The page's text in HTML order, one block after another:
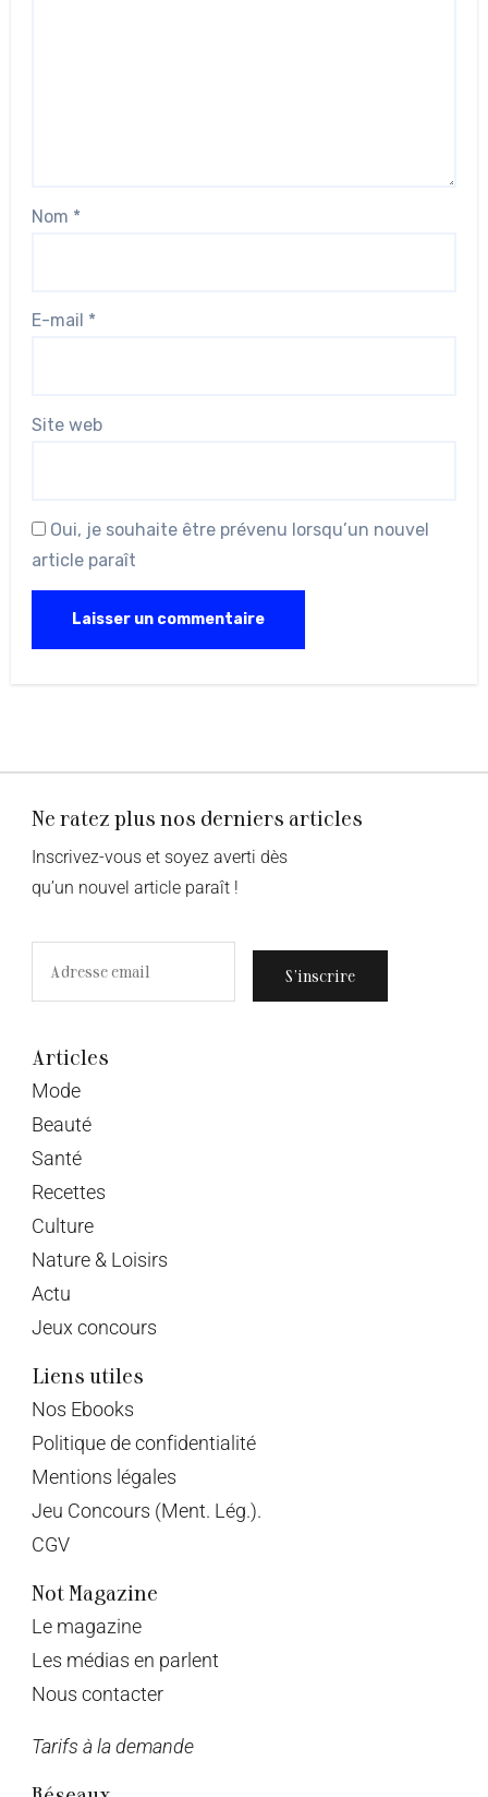
Nom *
E-mail *
Site web
Oui, je souhaite être prévenu lorsqu’un nouvel
article paraît
Ne ratez plus nos derniers articles
Inscrivez-vous et soyez averti dès
qu’un nouvel article paraît !
S’inscrire
Articles
Mode
Beauté
Santé
Recettes
Culture
Nature & Loisirs
Actu
Jeux concours
Liens utiles
Nos Ebooks
Politique de confidentialité
Mentions légales
Jeu Concours (Ment. Lég.).
CGV
Not Magazine
Le magazine
Les médias en parlent
Nous contacter
Tarifs à la demande